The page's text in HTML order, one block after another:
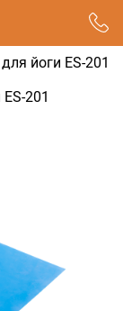
йоги ES-201
201